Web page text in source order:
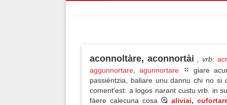
aconnoltàre, aconnortài , vrb:
aggunnortare
agunnortare
giare
passiéntzia, baliare unu dannu chi no
coment'est: a logos narant custu vrb. in
fàere calecuna cosa
aliviai,